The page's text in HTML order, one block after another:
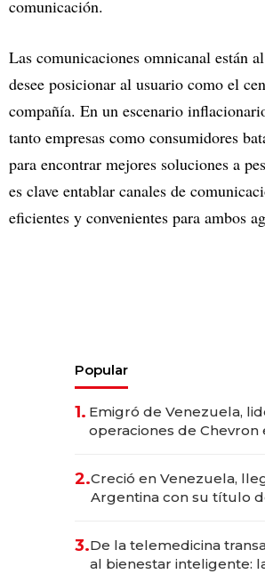
comunicación.
Las comunicaciones omnicanal están
desee posicionar al usuario como el
compañía. En un escenario
tanto empresas como consumidores
para encontrar mejores soluciones a
es clave entablar canales de
eficientes y convenientes para ambos
Popular
1. Emigró de Venezuela,
operaciones de Chevron
2.Creció en Venezuela,
Argentina con su título
las marcas "fast
3.De la telemedicina
al bienestar inteligente: